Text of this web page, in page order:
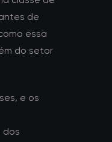
de
essa
do setor
e os
dos